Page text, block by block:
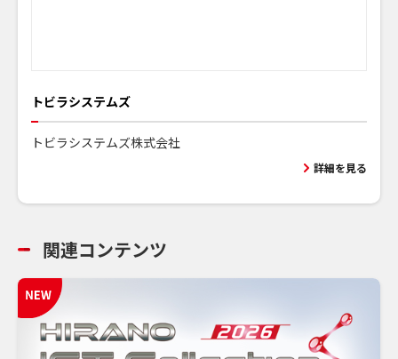
トビラシステムズ
トビラシステムズ株式会社
詳細を見る
関連コンテンツ